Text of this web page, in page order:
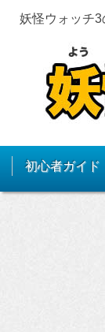
妖怪ウォッチ
初心者ガイド